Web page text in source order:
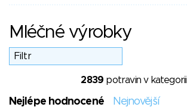
Mléčné výrobky
2839 potravin v kategorii
Nejlépe hodnocené Nejnovější